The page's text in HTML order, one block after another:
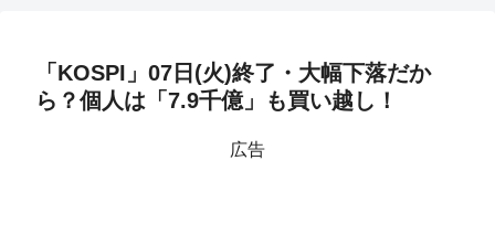
「KOSPI」07日(火)終了・大幅下落だか
ら？個人は「7.9千億」も買い越し！
広告